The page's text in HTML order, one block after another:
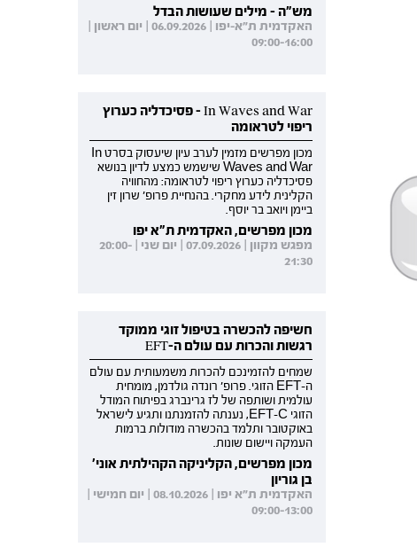
מש"ה - מילים שעושות הבדל
האקדמית ת"א-יפו | 06.09.2026 | יום ראשון |
09:00-16:00
In Waves and War - פסיכדליה כערוץ
ריפוי לטראומה
מכון מפרשים מזמין לערב עיון שיעסוק בסרט In
Waves and War שישמש כמצע לדיון בנושא
פסיכדליה כערוץ ריפוי לטראומה: מהחוויה
הקלינית לידע מחקרי. בהנחיית פרופ' שרון זין
ביימן ויואב בר יוסף.
מכון מפרשים, האקדמית ת"א יפו
מפגש מקוון | 07.09.2026 | יום שני | 20:00-
21:30
חשיפה להכשרה בטיפול זוגי ממוקד
רגשות והכרות עם עולם ה-EFT
שמחים להזמינכם להכרות משמעותית עם עולם
ה-EFT הזוגי. פרופ' רונדה גולדמן, מומחית
עולמית ושותפה של לז גרינברג בפיתוח המודל
הזוגי EFT-C, נענתה להזמנתנו ותגיע לישראל
באוקטובר ותלמד בהכשרה מודולות ברמות
העמקה ויישום שונות.
מכון מפרשים, הקליניקה הקהילתית אוני'
בן גוריון
האקדמית ת"א יפו | 08.10.2026 | יום חמישי |
09:00-13:00